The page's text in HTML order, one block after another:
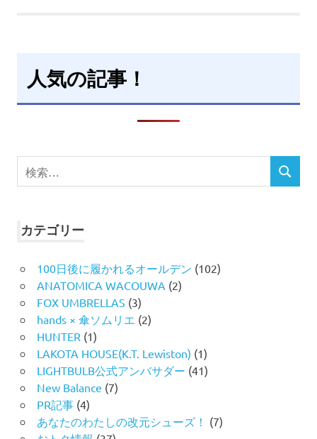
人気の記事！
検
索
検
カテゴリー
100日後に履かれるオールデン (102)
ANATOMICA WACOUWA (2)
FOX UMBRELLAS (3)
hands × 傘ソムリエ (2)
HUNTER (1)
LAKOTA HOUSE(K.T. Lewiston) (1)
LIGHTBULB公式アンバサダー (41)
New Balance (7)
PR記事(4)
あなたのわたしの改元シューズ！ (7)